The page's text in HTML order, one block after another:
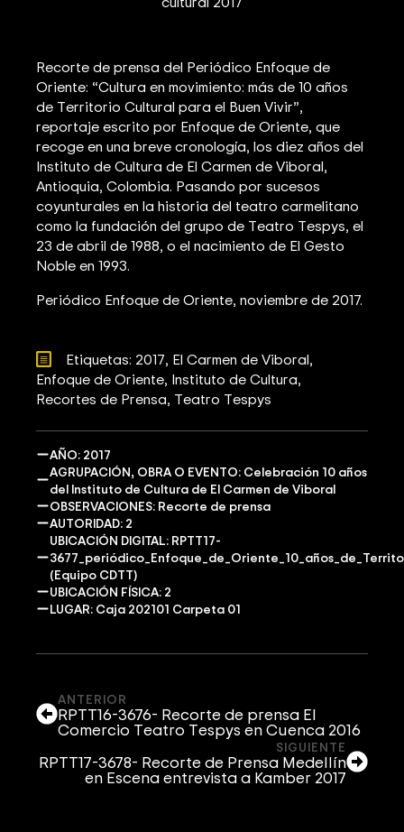
Recorte de prensa del Periódico Enfoque de
Oriente: “Cultura en movimiento: más de 10 años
de Territorio Cultural para el Buen Vivir”,
reportaje escrito por Enfoque de Oriente, que
recoge en una breve cronología, los diez años del
Instituto de Cultura de El Carmen de Viboral,
Antioquia, Colombia. Pasando por sucesos
coyunturales en la historia del teatro carmelitano
como la fundación del grupo de Teatro Tespys, el
23 de abril de 1988, o el nacimiento de El Gesto
Noble en 1993.
Periódico Enfoque de Oriente, noviembre de 2017.
Etiquetas: 2017 El Carmen de Viboral
Enfoque de Oriente Instituto de Cultura
Recortes de Prensa Teatro Tespys
AÑO: 2017
AGRUPACIÓN, OBRA O EVENTO: Celebración 10 años
del Instituto de Cultura de El Carmen de Viboral
OBSERVACIONES: Recorte de prensa
AUTORIDAD: 2
UBICACIÓN DIGITAL: RPTT17-
(Equipo CDTT)
UBICACIÓN FÍSICA: 2
LUGAR: Caja 202101 Carpeta 01
ANTERIOR
RPTT16-3676- Recorte de prensa El
Comercio Teatro Tespys en Cuenca 2016
SIGUIENTE
RPTT17-3678- Recorte de Prensa Medellín
en Escena entrevista a Kamber 2017